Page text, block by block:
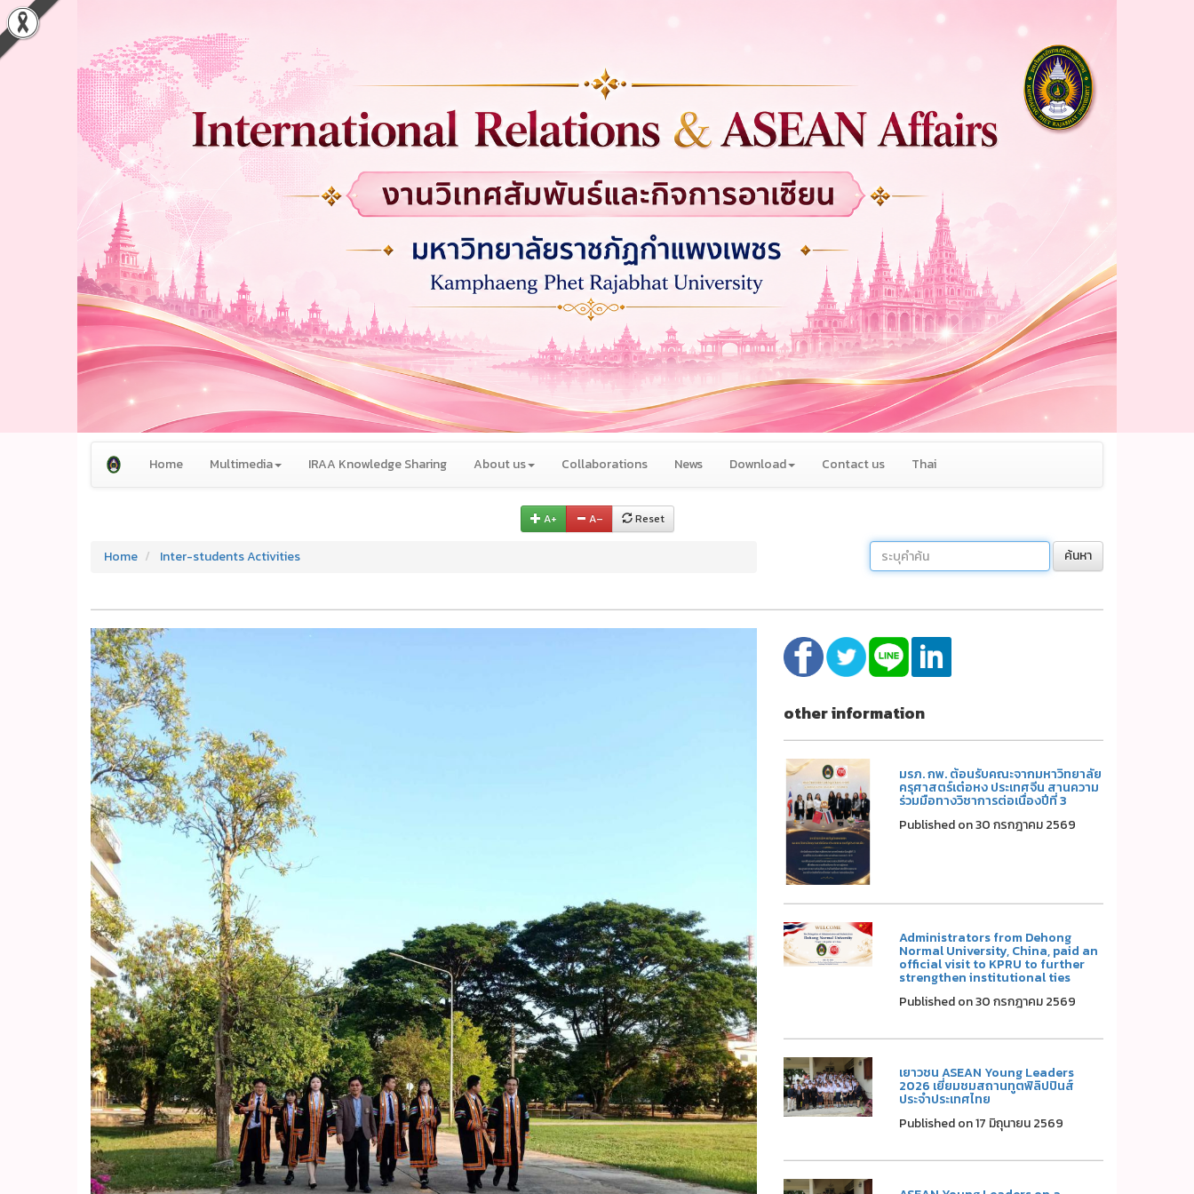
Home Multimedia IRAA Knowledge Sharing About us Collaborations News Download Contact us Thai
A+ A– Reset
Home Inter-students Activities ค้นหา
other information
มรภ. กพ. ต้อนรับคณะจากมหาวิทยาลัย
ครุศาสตร์เต๋อหง ประเทศจีน สานความ
ร่วมมือทางวิชาการต่อเนื่องปีที่ 3
Published on 30 กรกฎาคม 2569
Administrators from Dehong
Normal University, China, paid an
official visit to KPRU to further
strengthen institutional ties
Published on 30 กรกฎาคม 2569
เยาวชน ASEAN Young Leaders
2026 เยี่ยมชมสถานทูตฟิลิปปินส์
ประจำประเทศไทย
Published on 17 มิถุนายน 2569